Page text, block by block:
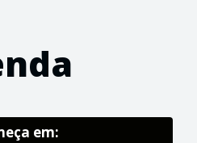
em: